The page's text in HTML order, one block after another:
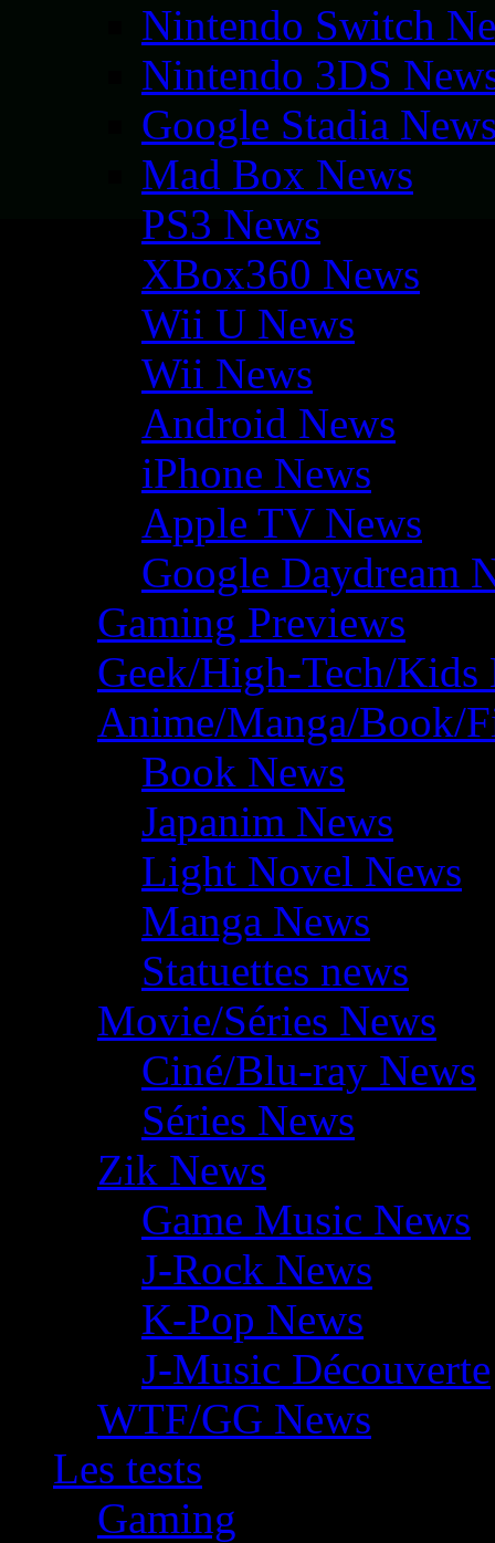
Nintendo Switch
Nintendo 3DS
Google Stadia
Mad Box News
PS3 News
XBox360 News
Wii U News
Wii News
Android News
iPhone News
Apple TV News
Google Daydream
Gaming Previews
Geek/High-Tech/Kids
Anime/Manga/Book/
Book News
Japanim News
Light Novel News
Manga News
Statuettes news
Movie/Séries News
Ciné/Blu-ray News
Séries News
Zik News
Game Music News
J-Rock News
K-Pop News
J-Music Découverte
WTF/GG News
Les tests
Gaming